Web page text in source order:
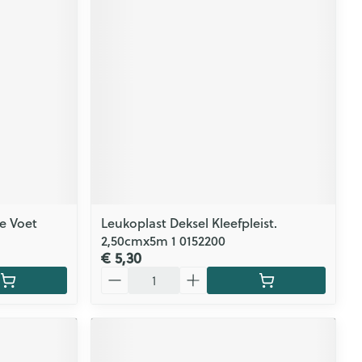
Voet
Leukoplast Deksel Kleefpleist.
2,50cmx5m 1 0152200
€ 5,30